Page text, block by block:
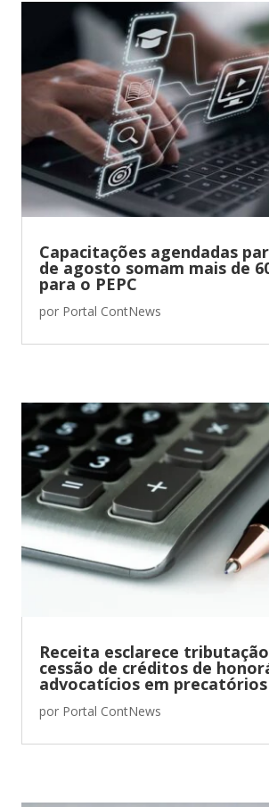
Capacitações agendadas
de agosto somam mais de
para o PEPC
por Portal ContNews
Receita esclarece
cessão de créditos de
advocatícios em precatórios
por Portal ContNews